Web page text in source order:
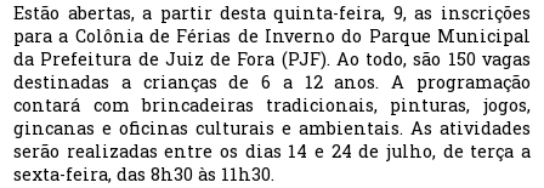
Estão abertas, a partir desta quinta-feira, 9, as inscrições
para a Colônia de Férias de Inverno do Parque Municipal
da Prefeitura de Juiz de Fora (PJF). Ao todo, são 150 vagas
destinadas a crianças de 6 a 12 anos. A programação
contará com brincadeiras tradicionais, pinturas, jogos,
gincanas e oficinas culturais e ambientais. As atividades
serão realizadas entre os dias 14 e 24 de julho, de terça a
sexta-feira, das 8h30 às 11h30.